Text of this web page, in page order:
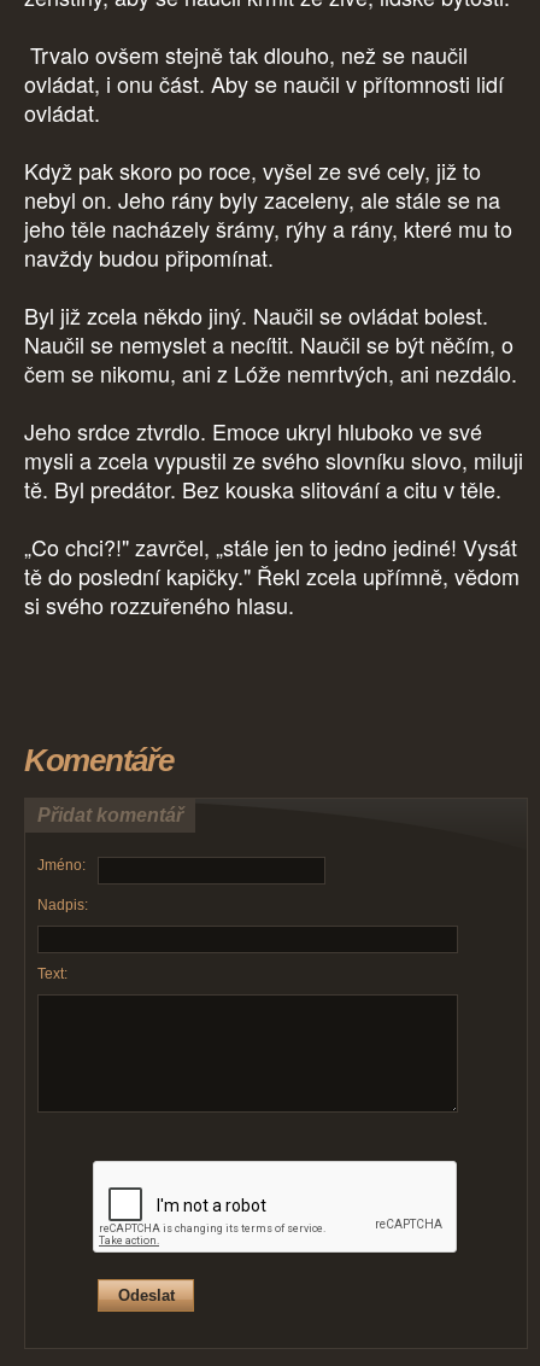
Trvalo ovšem stejně tak dlouho, než se naučil
ovládat, i onu část. Aby se naučil v přítomnosti lidí
ovládat.
Když pak skoro po roce, vyšel ze své cely, již to
nebyl on. Jeho rány byly zaceleny, ale stále se na
jeho těle nacházely šrámy, rýhy a rány, které mu to
navždy budou připomínat.
Byl již zcela někdo jiný. Naučil se ovládat bolest.
Naučil se nemyslet a necítit. Naučil se být něčím, o
čem se nikomu, ani z Lóže nemrtvých, ani nezdálo.
Jeho srdce ztvrdlo. Emoce ukryl hluboko ve své
mysli a zcela vypustil ze svého slovníku slovo, miluji
tě. Byl predátor. Bez kouska slitování a citu v těle.
„Co chci?!" zavrčel, „stále jen to jedno jediné! Vysát
tě do poslední kapičky." Řekl zcela upřímně, vědom
si svého rozzuřeného hlasu.
Komentáře
Přidat komentář
Jméno:
Nadpis:
Text: